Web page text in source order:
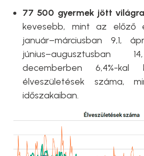
77 500 gyermek jött
kevesebb, mint az előző
január–márciusban 9,1,
június–augusztusban
decemberben 6,4%-
élveszületések száma,
időszakaiban.